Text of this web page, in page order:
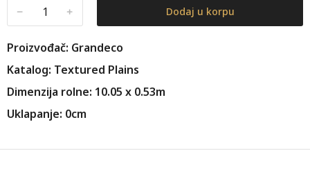
﹣ ﹢ Dodaj u korpu
Proizvođač: Grandeco
Katalog: Textured Plains
Dimenzija rolne: 10.05 x 0.53m
Uklapanje: 0cm